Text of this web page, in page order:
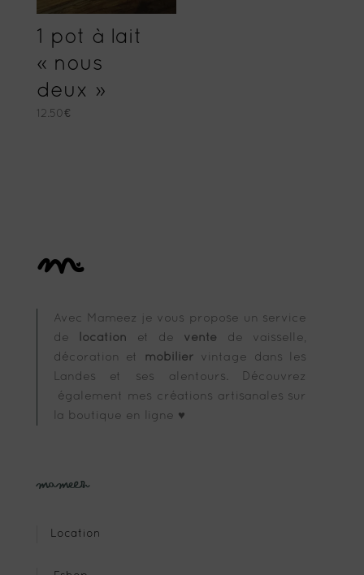
1 pot à lait
« nous
deux »
12.50€
Avec Mameez je vous propose un service
de
location et de vente
de vaisselle,
décoration et mobilier vintage dans les
Landes et ses alentours. Découvrez
également mes créations artisanales sur
la boutique en ligne ♥
Mameez
Location